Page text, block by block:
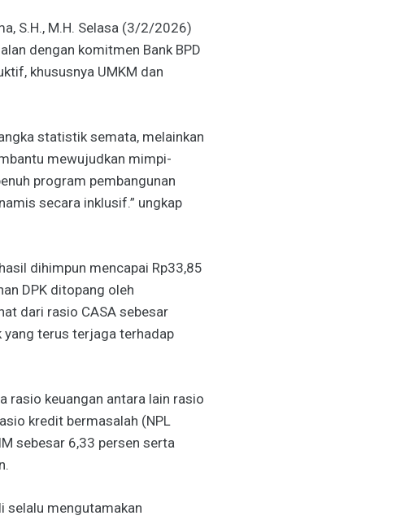
S.H., M.H. Selasa (3/2/2026)
dengan komitmen Bank BPD
khususnya UMKM dan
statistik semata, melainkan
mewujudkan mimpi-
program pembangunan
secara inklusif.” ungkap
dihimpun mencapai Rp33,85
DPK ditopang oleh
dari rasio CASA sebesar
yang terus terjaga terhadap
rasio keuangan antara lain rasio
kredit bermasalah (NPL
sebesar 6,33 persen serta
selalu mengutamakan